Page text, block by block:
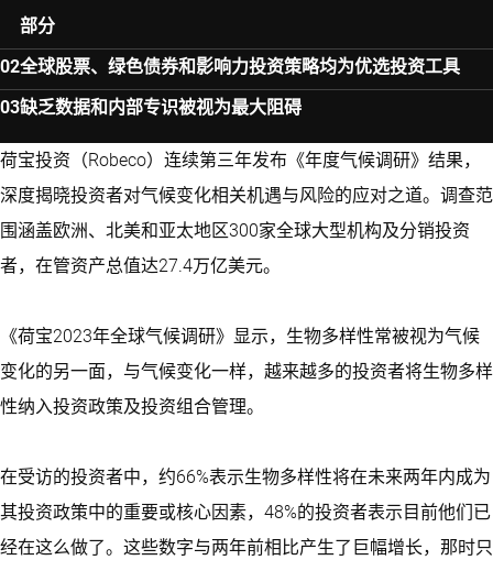
部分
全球股票、绿色债券和影响力投资策略均为优选投资工具
缺乏数据和内部专识被视为最大阻碍
荷宝投资（Robeco）连续第三年发布《年度气候调研》结果，
深度揭晓投资者对气候变化相关机遇与风险的应对之道。调查范
围涵盖欧洲、北美和亚太地区300家全球大型机构及分销投资
者，在管资产总值达27.4万亿美元。
《荷宝2023年全球气候调研》显示，生物多样性常被视为气候
变化的另一面，与气候变化一样，越来越多的投资者将生物多样
性纳入投资政策及投资组合管理。
在受访的投资者中，约66%表示生物多样性将在未来两年内成为
其投资政策中的重要或核心因素，48%的投资者表示目前他们已
经在这么做了。这些数字与两年前相比产生了巨幅增长，那时只